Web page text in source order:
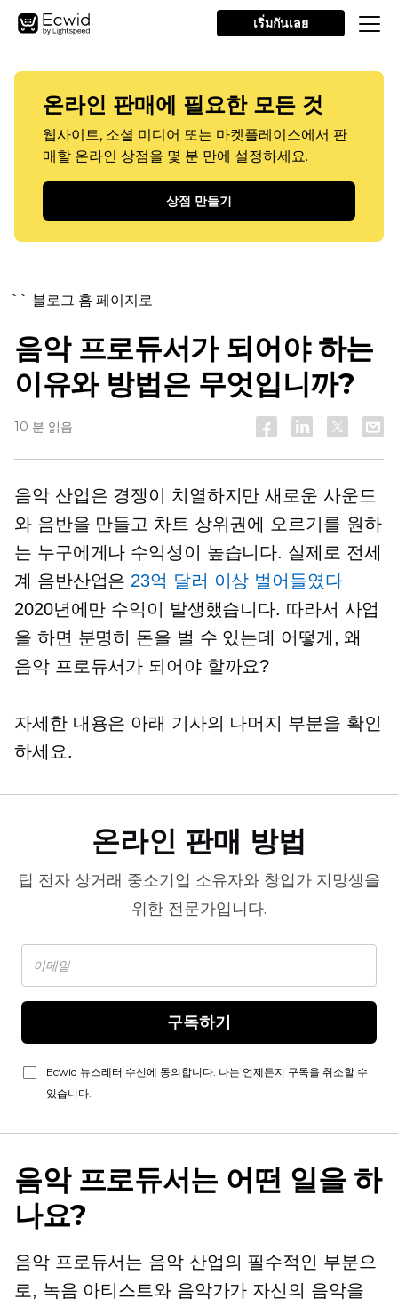
เริ่มกันเลย
온라인 판매에 필요한 모든 것
웹사이트, 소셜 미디어 또는 마켓플레이스에서 판
매할 온라인 상점을 몇 분 만에 설정하세요.
상점 만들기
`` 블로그 홈 페이지로
음악 프로듀서가 되어야 하는
이유와 방법은 무엇입니까?
10 분 읽음
음악 산업은 경쟁이 치열하지만 새로운 사운드
와 음반을 만들고 차트 상위권에 오르기를 원하
는 누구에게나 수익성이 높습니다. 실제로 전세
계 음반산업은 23억 달러 이상 벌어들였다
2020년에만 수익이 발생했습니다. 따라서 사업
을 하면 분명히 돈을 벌 수 있는데 어떻게, 왜
음악 프로듀서가 되어야 할까요?
자세한 내용은 아래 기사의 나머지 부분을 확인
하세요.
온라인 판매 방법
팁 전자 상거래 중소기업 소유자와 창업가 지망생을
위한 전문가입니다.
구독하기
Ecwid 뉴스레터 수신에 동의합니다. 나는 언제든지 구독을 취소할 수
있습니다.
음악 프로듀서는 어떤 일을 하
나요?
음악 프로듀서는 음악 산업의 필수적인 부분으
로, 녹음 아티스트와 음악가가 자신의 음악을